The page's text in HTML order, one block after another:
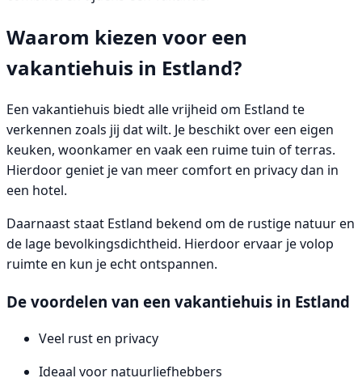
Waarom kiezen voor een
vakantiehuis in Estland?
Een vakantiehuis biedt alle vrijheid om Estland te
verkennen zoals jij dat wilt. Je beschikt over een eigen
keuken, woonkamer en vaak een ruime tuin of terras.
Hierdoor geniet je van meer comfort en privacy dan in
een hotel.
Daarnaast staat Estland bekend om de rustige natuur en
de lage bevolkingsdichtheid. Hierdoor ervaar je volop
ruimte en kun je echt ontspannen.
De voordelen van een vakantiehuis in Estland
Veel rust en privacy
Ideaal voor natuurliefhebbers